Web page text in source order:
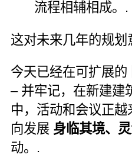
流程相辅相成。.
这对未来几年的规划
今天已经在可扩展的
– 并牢记，在新建建
中，活动和会议正
向发展 身临其境、
动。.